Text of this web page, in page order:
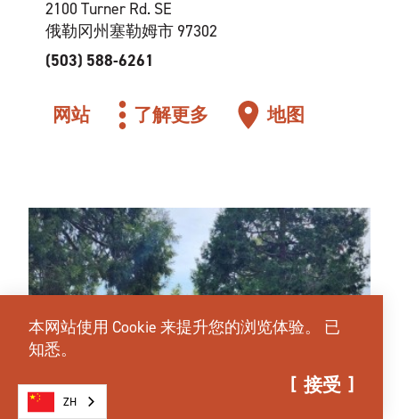
2100 Turner Rd. SE
俄勒冈州塞勒姆市 97302
(503) 588-6261
网站 了解更多 地图
本网站使用 Cookie 来提升您的浏览体验。 已
知悉。
接受
ZH